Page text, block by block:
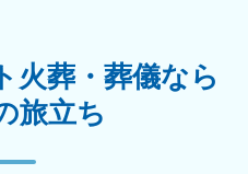
火葬・葬儀なら
旅立ち